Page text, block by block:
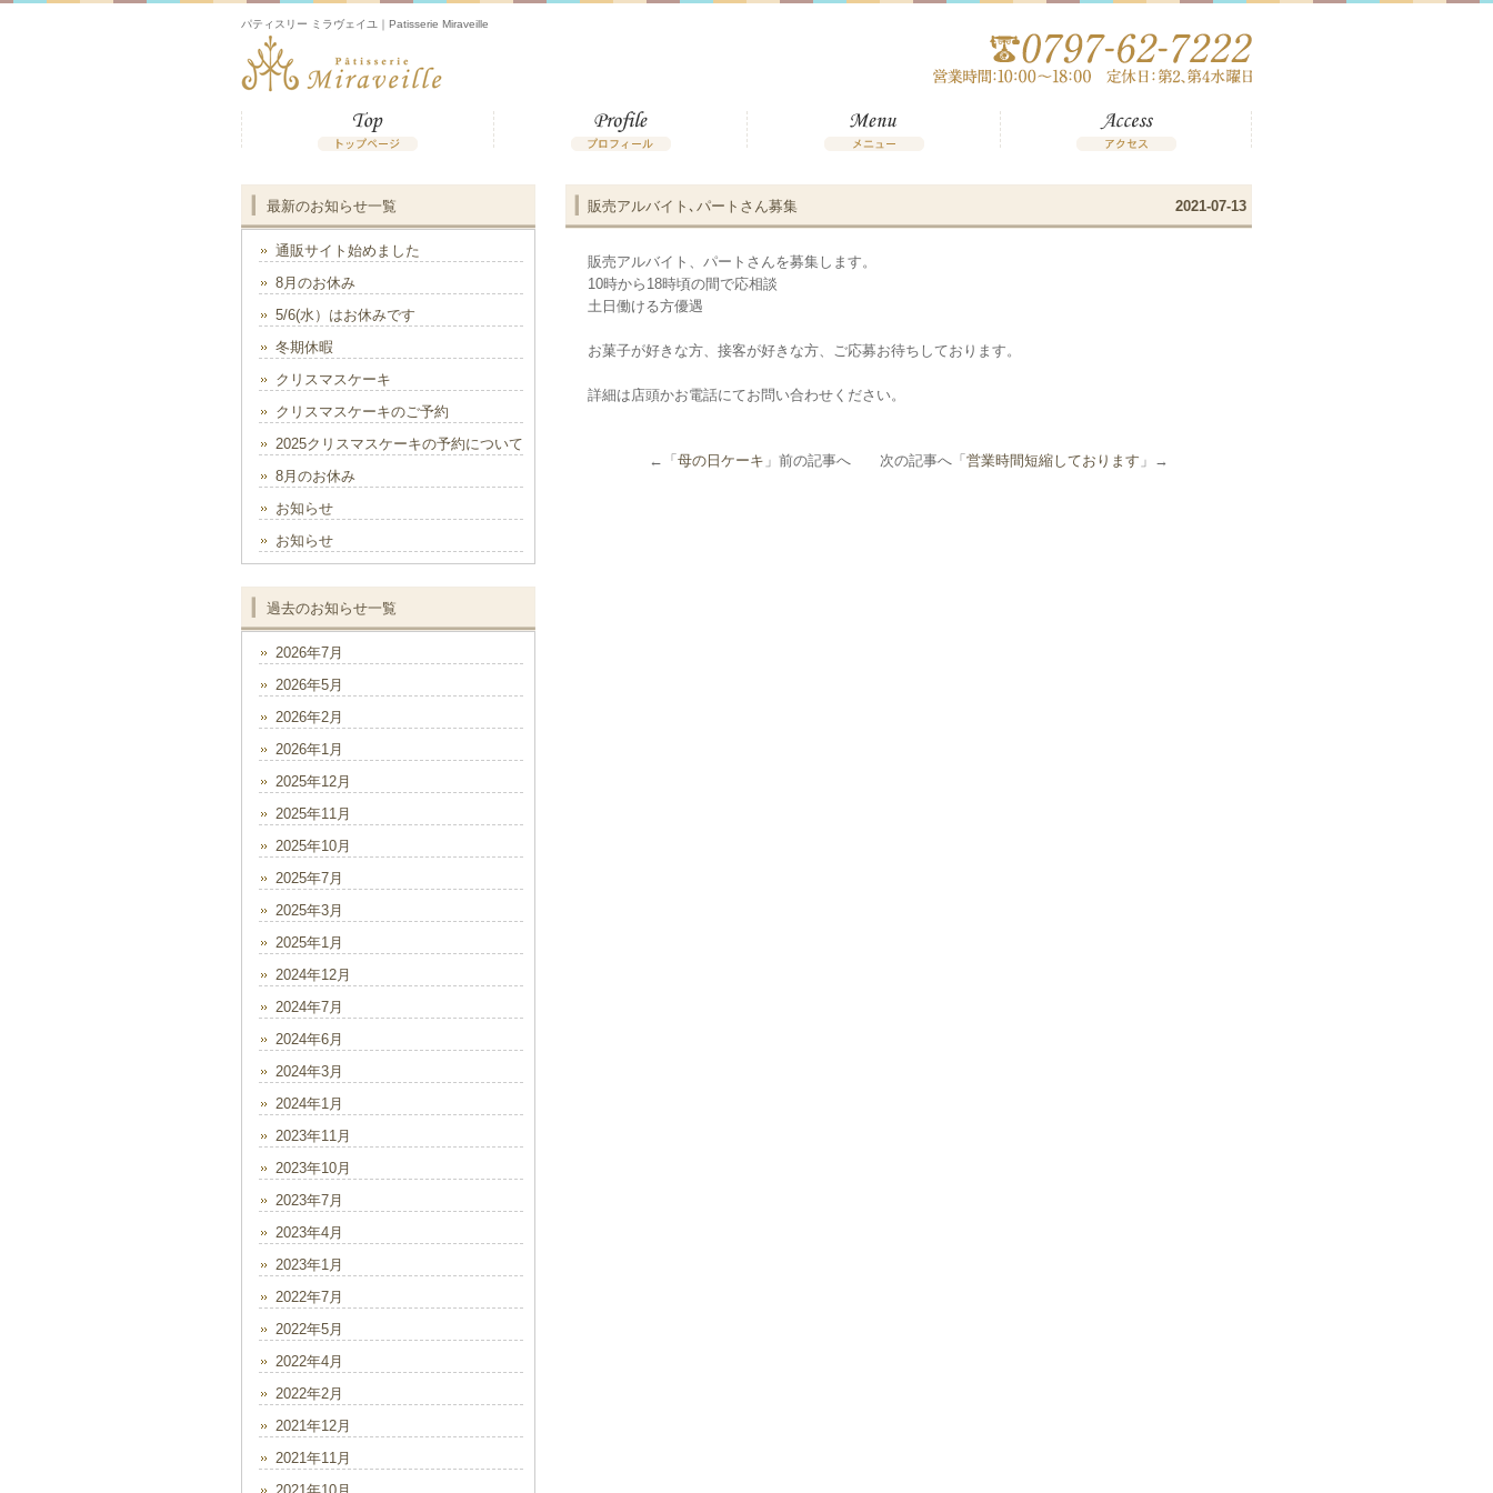
パティスリー ミラヴェイユ｜Patisserie Miraveille
販売アルバイト､パートさん募集 2021-07-13
販売アルバイト、パートさんを募集します。
10時から18時頃の間で応相談
土日働ける方優遇
お菓子が好きな方、接客が好きな方、ご応募お待ちしております。
詳細は店頭かお電話にてお問い合わせください。
←「 母の日ケーキ 」前の記事へ 次の記事へ「 営業時間短縮しております 」→
最新のお知らせ一覧
通販サイト始めました
8月のお休み
5/6(水）はお休みです
冬期休暇
クリスマスケーキ
クリスマスケーキのご予約
2025クリスマスケーキの予約について
8月のお休み
お知らせ
お知らせ
過去のお知らせ一覧
2026年7月
2026年5月
2026年2月
2026年1月
2025年12月
2025年11月
2025年10月
2025年7月
2025年3月
2025年1月
2024年12月
2024年7月
2024年6月
2024年3月
2024年1月
2023年11月
2023年10月
2023年7月
2023年4月
2023年1月
2022年7月
2022年5月
2022年4月
2022年2月
2021年12月
2021年11月